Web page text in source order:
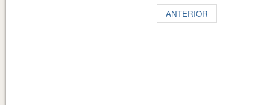
ANTERIOR